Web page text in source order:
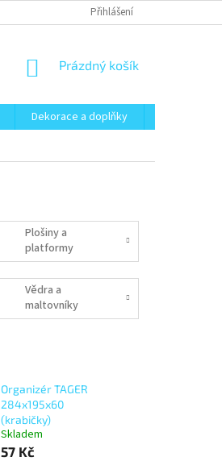
Přihlášení
NÁKUPNÍ
Prázdný košík
Dekorace a doplňky
Plošiny a
platformy
Vědra a
maltovníky
Organizér TAGER
284x195x60
(krabičky)
Skladem
57 Kč